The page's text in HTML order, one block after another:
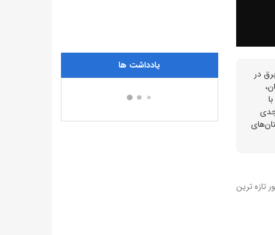
هم‌افزا از کسری چهار هزار و ۷۰۰ مگاواتی برق در
نیروگاه‌ها در زمستان به عنوان 2چالش جدی
تازه ترین
یادداشت ها